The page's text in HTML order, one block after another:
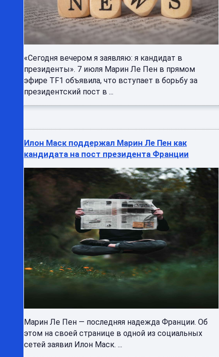
«Сегодня вечером я заявляю: я кандидат в
президенты». 7 июля Марин Ле Пен в прямом
эфире TF1 объявила, что вступает в борьбу за
президентский пост в ...
Илон Маск поддержал Марин Ле Пен как
кандидата на пост президента Франции
Марин Ле Пен — последняя надежда Франции. Об
этом на своей странице в одной из социальных
сетей заявил Илон Маск. ...